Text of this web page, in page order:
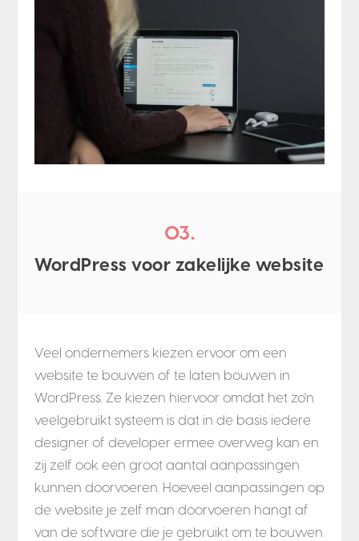
03.
WordPress voor zakelijke website
Veel ondernemers kiezen ervoor om een
website te bouwen of te laten bouwen in
WordPress. Ze kiezen hiervoor omdat het zo'n
veelgebruikt systeem is dat in de basis iedere
designer of developer ermee overweg kan en
zij zelf ook een groot aantal aanpassingen
kunnen doorvoeren. Hoeveel aanpassingen op
de website je zelf man doorvoeren hangt af
van de software die je gebruikt om te bouwen